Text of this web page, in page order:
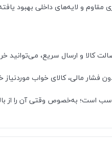
و لایه‌های داخلی بهبود
کالا و ارسال سریع،